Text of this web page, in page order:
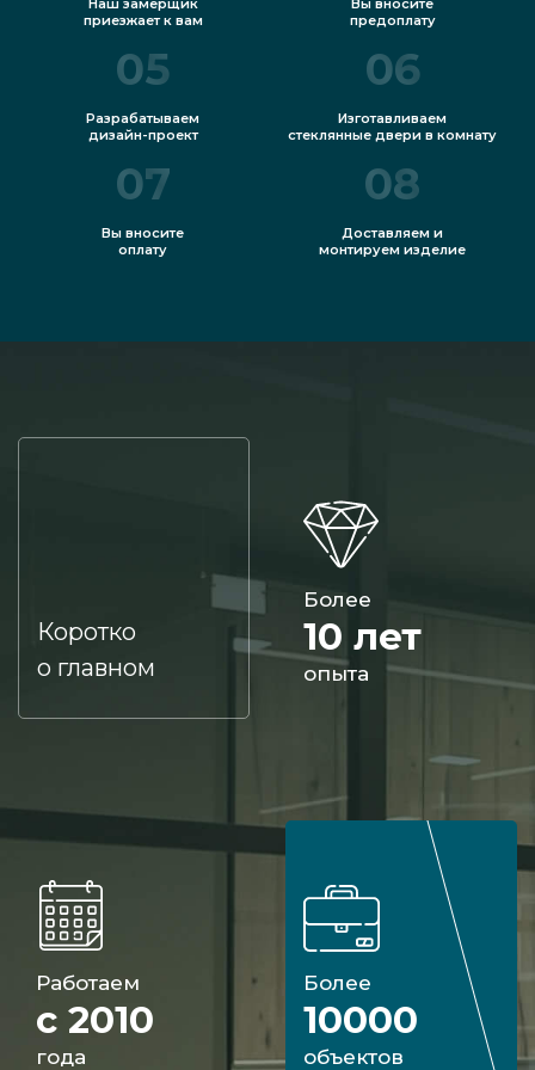
приезжает к вам
предоплату
05
Разрабатываем
дизайн-проект
06
Изготавливаем
стеклянные двери в комнату
07
Вы вносите
оплату
08
Доставляем и
монтируем изделие
Коротко
о главном
Более
10 лет
опыта
Работаем
с 2010
года
Более
10000
объектов